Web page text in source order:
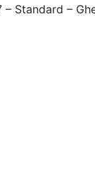
Standard –